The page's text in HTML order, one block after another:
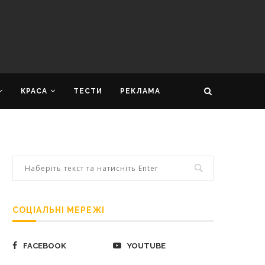
КРАСА ТЕСТИ РЕКЛАМА
СОЦІАЛЬНІ МЕРЕЖІ
FACEBOOK YOUTUBE